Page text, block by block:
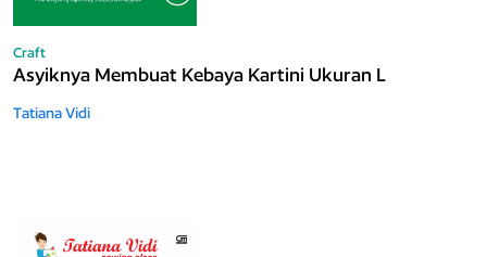
Craft
Asyiknya Membuat Kebaya Kartini Ukuran L
Tatiana Vidi